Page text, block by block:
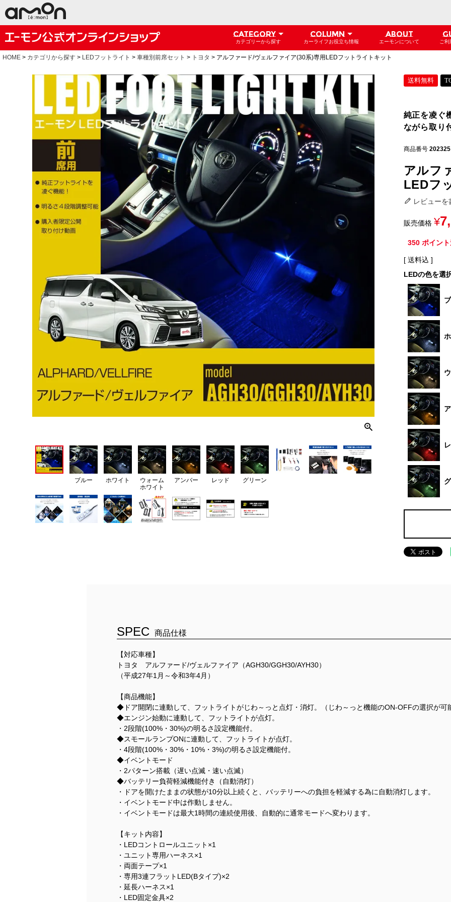
CATEGORY
カテゴリーから探す
COLUMN
カーライフお役立ち情報
ABOUT
エーモンについて ご
HOME カテゴリから探す LEDフットライト 車種別前席セット トヨタ アルファード/ヴェルファイア(30系)専用LEDフットライトキット
ブルー ホワイト
ウォーム
ホワイト
アンバー レッド グリーン
送料無料
純正を凌ぐ
ながら取り
商品番号 202325
アルフ
LEDフ
レビューを
販売価格 ¥
350 ポイン
送料込
LEDの色を選
SPEC 商品仕様
【対応車種】
トヨタ アルファード/ヴェルファイア（AGH30/GGH30/AYH30）
（平成27年1月～令和3年4月）
【商品機能】
◆ドア開閉に連動して、フットライトがじわ～っと点灯・消灯。（じわ～っと機能のON-OFFの選択が可
◆エンジン始動に連動して、フットライトが点灯。
・2段階(100%・30%)の明るさ設定機能付。
◆スモールランプONに連動して、フットライトが点灯。
・4段階(100%・30%・10%・3%)の明るさ設定機能付。
◆イベントモード
・2パターン搭載（遅い点滅・速い点滅）
◆バッテリー負荷軽減機能付き（自動消灯）
・ドアを開けたままの状態が10分以上続くと、バッテリーへの負担を軽減する為に自動消灯します。
・イベントモード中は作動しません。
・イベントモードは最大1時間の連続使用後、自動的に通常モードへ変わります。
【キット内容】
・LEDコントロールユニット×1
・ユニット専用ハーネス×1
・両面テープ×1
・専用3連フラットLED(Bタイプ)×2
・延長ハーネス×1
・LED固定金具×2